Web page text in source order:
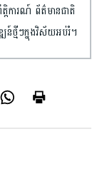
ការណ៍ ព័ត៌មានជាតិ
ឍន៍ថ្មីៗក្នុងវិស័យអប់រំ។